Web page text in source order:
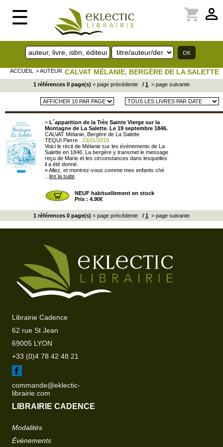
☰ perm_identity
shopping_cart
ACCUEIL > AUTEUR CALVAT MÉLANIE, BERGÈRE DE LA SALETTE
1 références 0 page(s) < page précédente / 1 > page suivante
> L´apparition de la Très Sainte Vierge sur la
Montagne de La Salette. Le 19 septembre 1846.
CALVAT Mélanie, Bergère de La Salette
TEQUI Pierre : 23/01/2019
Voici le récit de Mélanie sur les événements de La
Salette en 1846. La bergère y transmet le message
reçu de Marie et les circonstances dans lesquelles
il a été donné.
« Allez, et montrez-vous comme mes enfants ché
lire la suite
NEUF habituellement en stock
Prix : 4.90€
1 références 0 page(s) < page précédente / 1 > page suivante
Librairie Cadence
62 rue St Jean
69005 LYON
+33 (0)4 78 42 48 21
commande@eklectic-
librairie.com
LIBRAIRIE CADENCE
Modalités
Événements